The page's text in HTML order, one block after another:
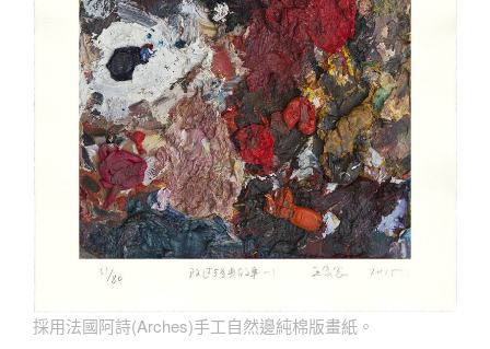
採用法國阿詩(Arches)手工自然邊純棉版畫紙。